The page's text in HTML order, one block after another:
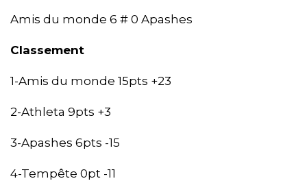
Amis du monde 6 # 0 Apashes
Classement
1-Amis du monde 15pts +23
2-Athleta 9pts +3
3-Apashes 6pts -15
4-Tempête 0pt -11